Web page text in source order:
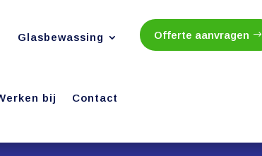
Glasbewassing
bij Contact
Offerte aanvragen